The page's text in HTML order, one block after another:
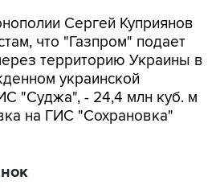
Сергей Куприянов
что "Газпром" подает
территорию Украины в
украинской
"Суджа", - 24,4 млн куб. м
на ГИС "Сохрановка"